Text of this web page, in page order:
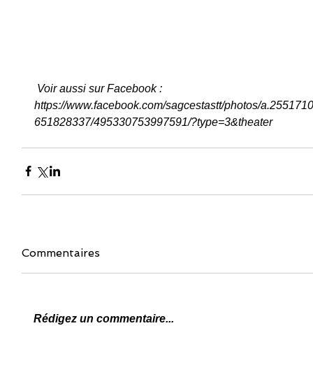
Voir aussi sur Facebook :
https://www.facebook.com/sagcestastt/photos/
651828337/495330753997591/?type=3&theater
Commentaires
Rédigez un commentaire...